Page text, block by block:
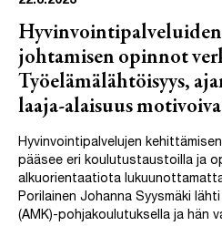
johtamisen opinnot
Työelämälähtöisyys,
laaja-alaisuus
Hyvinvointipalvelujen
pääsee eri koulutustaustoilla ja
alkuorientaatiota
Porilainen Johanna Syysmäki
(AMK)-pohjakoulutuksella ja hän